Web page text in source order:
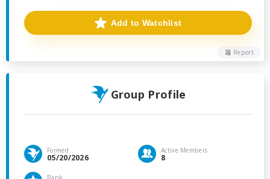
Report
Add to Watchlist
Group Profile
Formed
05/20/2026
Active Members
8
Rank